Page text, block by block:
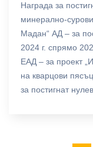
Награда за
минерално-
Мадан“ АД – за
2024 г. спрямо
ЕАД – за проект
на кварцови
за постигнат